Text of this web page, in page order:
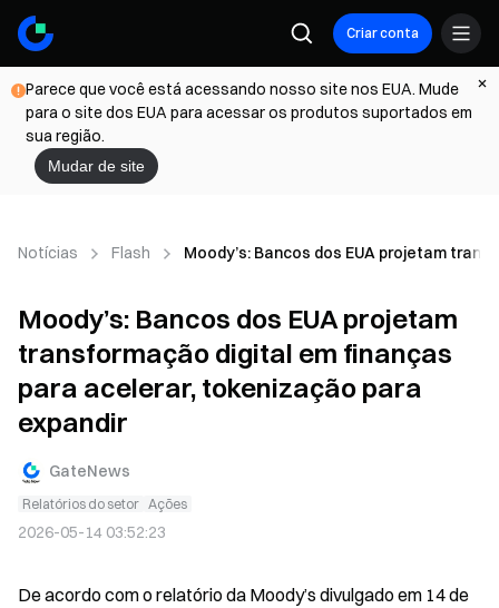
Criar conta
Parece que você está acessando nosso site nos EUA. Mude
para o site dos EUA para acessar os produtos suportados em
sua região.
Mudar de site
Notícias Flash Moody’s: Bancos dos EUA projetam
Moody’s: Bancos dos EUA projetam
transformação digital em finanças
para acelerar, tokenização para
expandir
GateNews
Relatórios do setor Ações
2026-05-14 03:52:23
De acordo com o relatório da Moody’s divulgado em 14 de